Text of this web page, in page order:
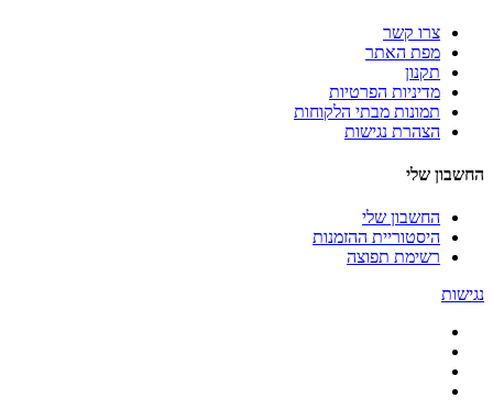
צרו קשר
מפת האתר
תקנון
מדיניות הפרטיות
תמונות מבתי הלקוחות
הצהרת נגישות
החשבון שלי
החשבון שלי
היסטוריית ההזמנות
רשימת תפוצה
נגישות